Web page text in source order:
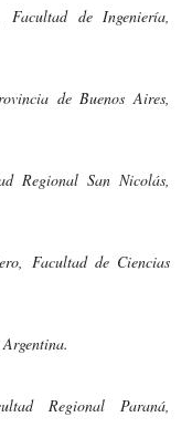
de Ingeniería,
de Buenos Aires,
Regional San Nicolás,
Facultad de Ciencias
Regional Paraná,